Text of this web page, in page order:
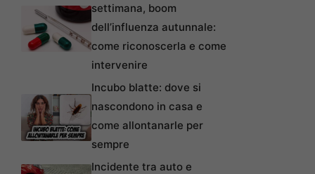
settimana, boom
dell’influenza autunnale:
come riconoscerla e come
intervenire
Incubo blatte: dove si
nascondono in casa e
come allontanarle per
sempre
Incidente tra auto e